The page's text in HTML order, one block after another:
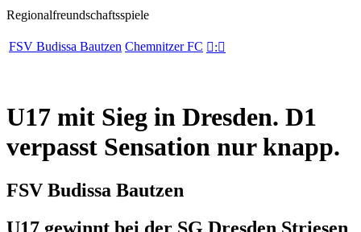
Regionalfreundschaftsspiele
FSV Budissa Bautzen Chemnitzer FC :
U17 mit Sieg in Dresden. D1
verpasst Sensation nur knapp.
FSV Budissa Bautzen
U17 gewinnt bei der SG Dresden Striesen